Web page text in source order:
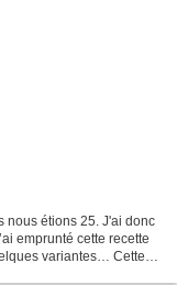
nous étions 25. J'ai donc
emprunté cette recette
variantes… Cette